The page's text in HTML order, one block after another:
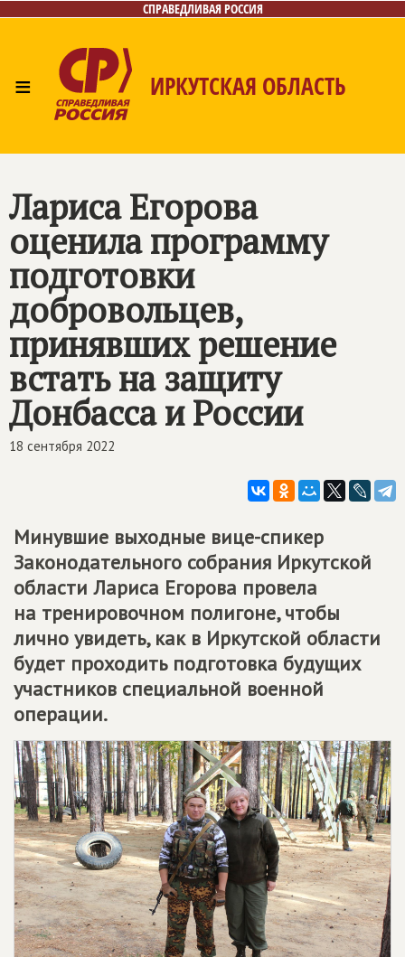
СПРАВЕДЛИВАЯ РОССИЯ
≡ ИРКУТСКАЯ ОБЛАСТЬ
Интернет-приёмная
Лариса Егорова
оценила программу
подготовки
добровольцев,
принявших решение
встать на защиту
Донбасса и России
18 сентября 2022
Минувшие выходные вице-спикер
Законодательного собрания Иркутской
области Лариса Егорова провела
на тренировочном полигоне, чтобы
лично увидеть, как в Иркутской области
будет проходить подготовка будущих
участников специальной военной
операции.